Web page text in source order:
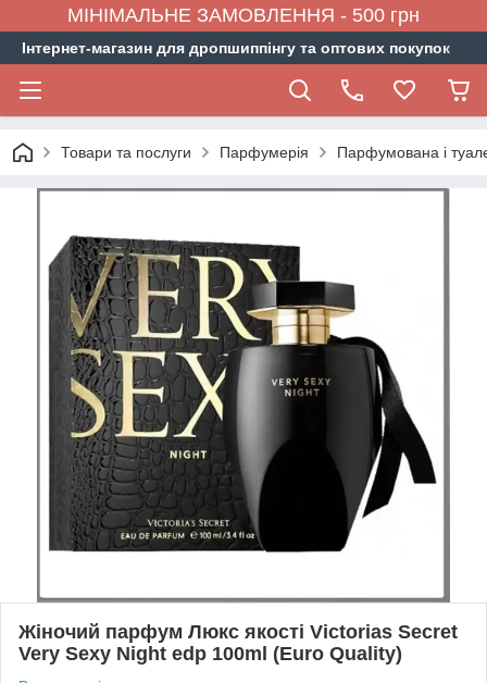
МІНІМАЛЬНЕ ЗАМОВЛЕННЯ - 500 грн
Інтернет-магазин для дропшиппінгу та оптових покупок
Товари та послуги Парфумерія Парфумована і
Жіночий парфум Люкс якості Victorias Secret
Very Sexy Night edp 100ml (Euro Quality)